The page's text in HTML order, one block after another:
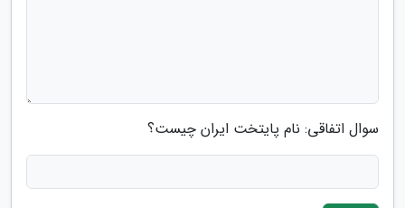
سوال اتفاقی: نام پایتخت ایران چیست؟